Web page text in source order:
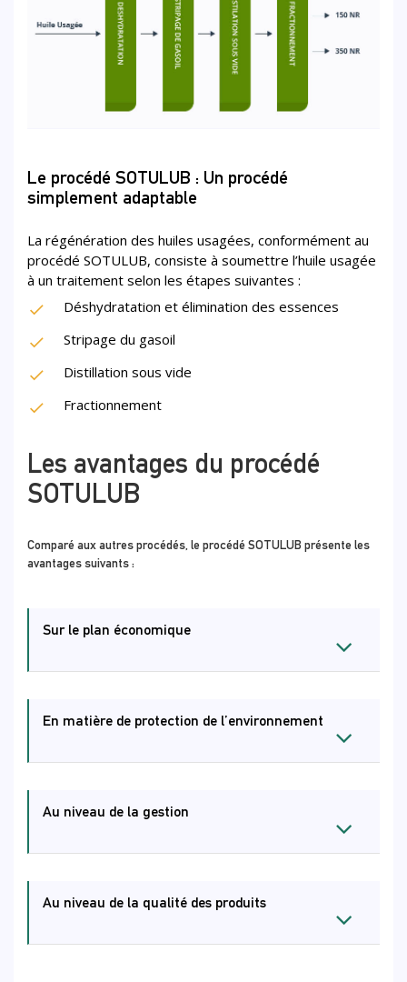
Le procédé SOTULUB : Un procédé
simplement adaptable
La régénération des huiles usagées, conformément au
procédé SOTULUB, consiste à soumettre l’huile usagée
à un traitement selon les étapes suivantes :
Déshydratation et élimination des essences
Stripage du gasoil
Distillation sous vide
Fractionnement
Les avantages du procédé
SOTULUB
Comparé aux autres procédés, le procédé SOTULUB présente les
avantages suivants :
Sur le plan économique
En matière de protection de l’environnement
Au niveau de la gestion
Au niveau de la qualité des produits